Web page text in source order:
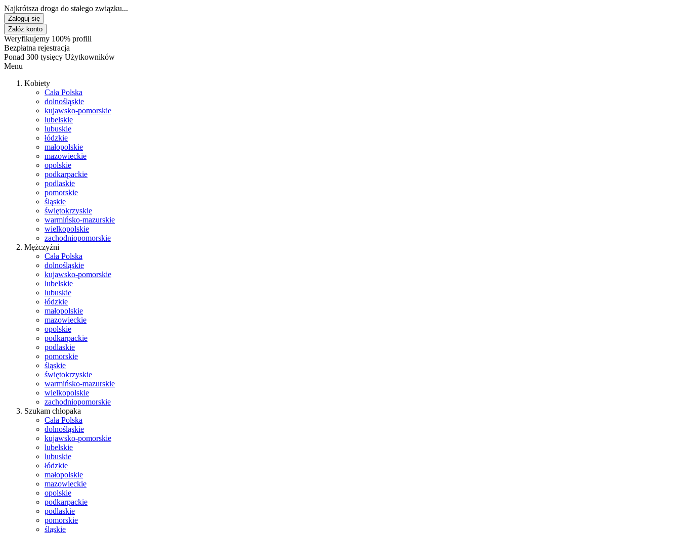
Najkrótsza droga do stałego związku...
Zaloguj się
Załóż konto
Weryfikujemy 100% profili
Bezpłatna rejestracja
Ponad 300 tysięcy Użytkowników
Menu
Kobiety
Cała Polska
dolnośląskie
kujawsko-pomorskie
lubelskie
lubuskie
łódzkie
małopolskie
mazowieckie
opolskie
podkarpackie
podlaskie
pomorskie
śląskie
świętokrzyskie
warmińsko-mazurskie
wielkopolskie
zachodniopomorskie
Mężczyźni
Cała Polska
dolnośląskie
kujawsko-pomorskie
lubelskie
lubuskie
łódzkie
małopolskie
mazowieckie
opolskie
podkarpackie
podlaskie
pomorskie
śląskie
świętokrzyskie
warmińsko-mazurskie
wielkopolskie
zachodniopomorskie
Szukam chłopaka
Cała Polska
dolnośląskie
kujawsko-pomorskie
lubelskie
lubuskie
łódzkie
małopolskie
mazowieckie
opolskie
podkarpackie
podlaskie
pomorskie
śląskie